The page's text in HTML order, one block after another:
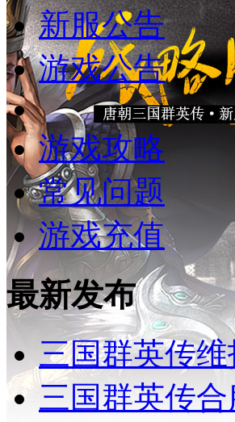
新服公告
游戏公告
游戏攻略
常见问题
游戏充值
最新发布
三国群英传
三国群英传